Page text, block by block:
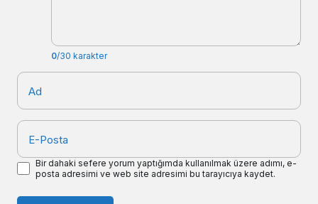
0/30 karakter
Ad
E-Posta
Bir dahaki sefere yorum yaptığımda kullanılmak üzere adımı, e-
posta adresimi ve web site adresimi bu tarayıcıya kaydet.